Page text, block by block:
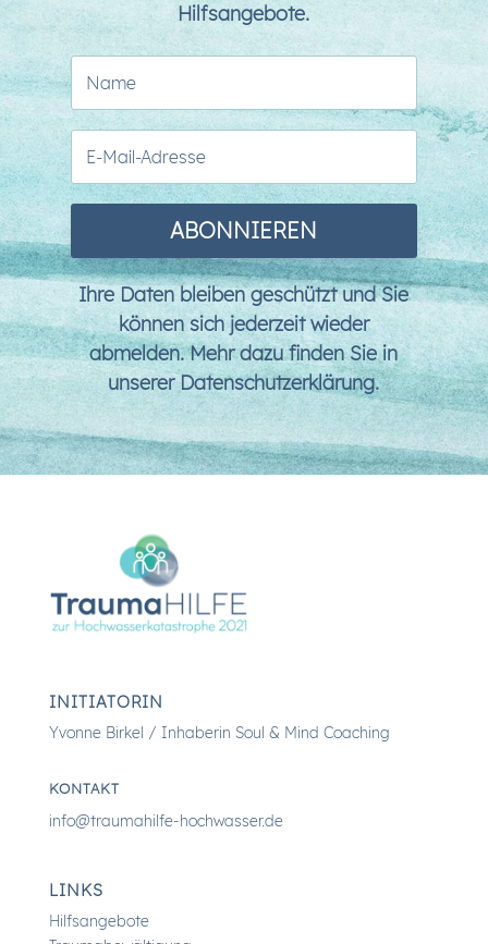
Hilfsangebote.
ABONNIEREN
Ihre Daten bleiben geschützt und Sie
können sich jederzeit wieder
abmelden. Mehr dazu finden Sie in
unsererDatenschutzerklärung.
INITIATORIN
Yvonne Birkel / Inhaberin Soul & Mind Coaching
KONTAKT
info@traumahilfe-hochwasser.de
LINKS
Hilfsangebote